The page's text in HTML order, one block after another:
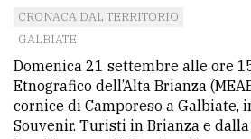
CRONACA DAL TERRITORIO
GALBIATE
Domenica 21 settembre alle ore
Etnografico dell’Alta Brianza
cornice di Camporeso a Galbiate,
Souvenir. Turisti in Brianza e